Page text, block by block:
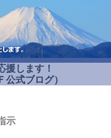
援します！
公式ブログ）
示